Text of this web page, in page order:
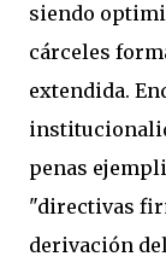
siendo
cárceles
extendida.
penas
"directivas
derivación